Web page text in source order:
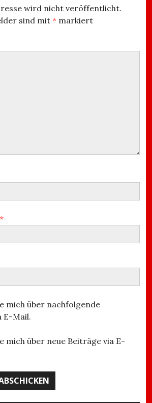
wird nicht veröffentlicht.
sind mit * markiert
*
mich über nachfolgende
E-Mail.
mich über neue Beiträge via E-